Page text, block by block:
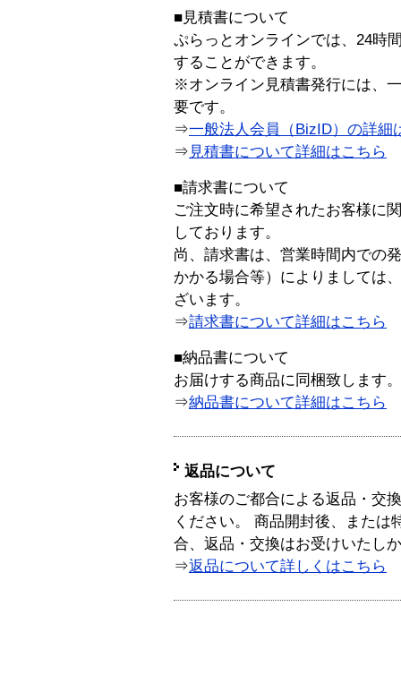
■見積書について
ぷらっとオンラインでは、24時
することができます。
※オンライン見積書発行には、
要です。
⇒一般法人会員（BizID）の詳細
⇒ 見積書について詳細はこちら
■請求書について
ご注文時に希望されたお客様に
しております。
尚、請求書は、営業時間内での
かかる場合等）によりましては
ざいます。
⇒請求書について詳細はこちら
■納品書について
お届けする商品に同梱致します。
⇒納品書について詳細はこちら
返品について
お客様のご都合による返品・交
ください。 商品開封後、または
合、返品・交換はお受けいたし
⇒返品について詳しくはこちら